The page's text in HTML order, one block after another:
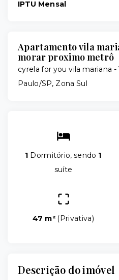
IPTU Mensal
Apartamento vila
morar proximo metrô
cyrela for you vila mariana -
Paulo/SP, Zona Sul
1 Dormitório, sendo 1
suíte
47 m² (Privativa)
Descrição do imóvel